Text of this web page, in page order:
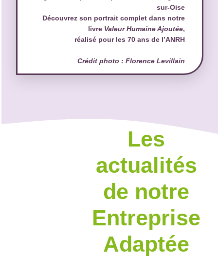
sur-Oise
Découvrez son portrait complet dans notre
livre Valeur Humaine Ajoutée,
réalisé pour les 70 ans de l’ANRH
Crédit photo : Florence Levillain
Les
actualités
de notre
Entreprise
Adaptée